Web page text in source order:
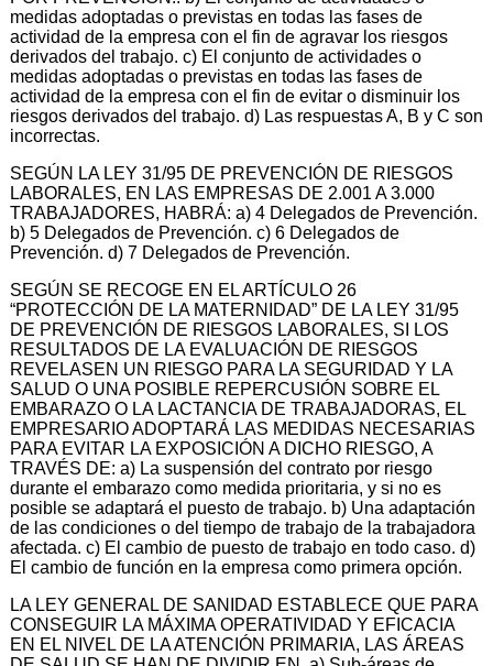
medidas adoptadas o previstas en todas las fases de
actividad de la empresa con el fin de agravar los riesgos
derivados del trabajo. c) El conjunto de actividades o
medidas adoptadas o previstas en todas las fases de
actividad de la empresa con el fin de evitar o disminuir los
riesgos derivados del trabajo. d) Las respuestas A, B y C son
incorrectas.
SEGÚN LA LEY 31/95 DE PREVENCIÓN DE RIESGOS
LABORALES, EN LAS EMPRESAS DE 2.001 A 3.000
TRABAJADORES, HABRÁ: a) 4 Delegados de Prevención.
b) 5 Delegados de Prevención. c) 6 Delegados de
Prevención. d) 7 Delegados de Prevención.
SEGÚN SE RECOGE EN EL ARTÍCULO 26
“PROTECCIÓN DE LA MATERNIDAD” DE LA LEY 31/95
DE PREVENCIÓN DE RIESGOS LABORALES, SI LOS
RESULTADOS DE LA EVALUACIÓN DE RIESGOS
REVELASEN UN RIESGO PARA LA SEGURIDAD Y LA
SALUD O UNA POSIBLE REPERCUSIÓN SOBRE EL
EMBARAZO O LA LACTANCIA DE TRABAJADORAS, EL
EMPRESARIO ADOPTARÁ LAS MEDIDAS NECESARIAS
PARA EVITAR LA EXPOSICIÓN A DICHO RIESGO, A
TRAVÉS DE: a) La suspensión del contrato por riesgo
durante el embarazo como medida prioritaria, y si no es
posible se adaptará el puesto de trabajo. b) Una adaptación
de las condiciones o del tiempo de trabajo de la trabajadora
afectada. c) El cambio de puesto de trabajo en todo caso. d)
El cambio de función en la empresa como primera opción.
LA LEY GENERAL DE SANIDAD ESTABLECE QUE PARA
CONSEGUIR LA MÁXIMA OPERATIVIDAD Y EFICACIA
EN EL NIVEL DE LA ATENCIÓN PRIMARIA, LAS ÁREAS